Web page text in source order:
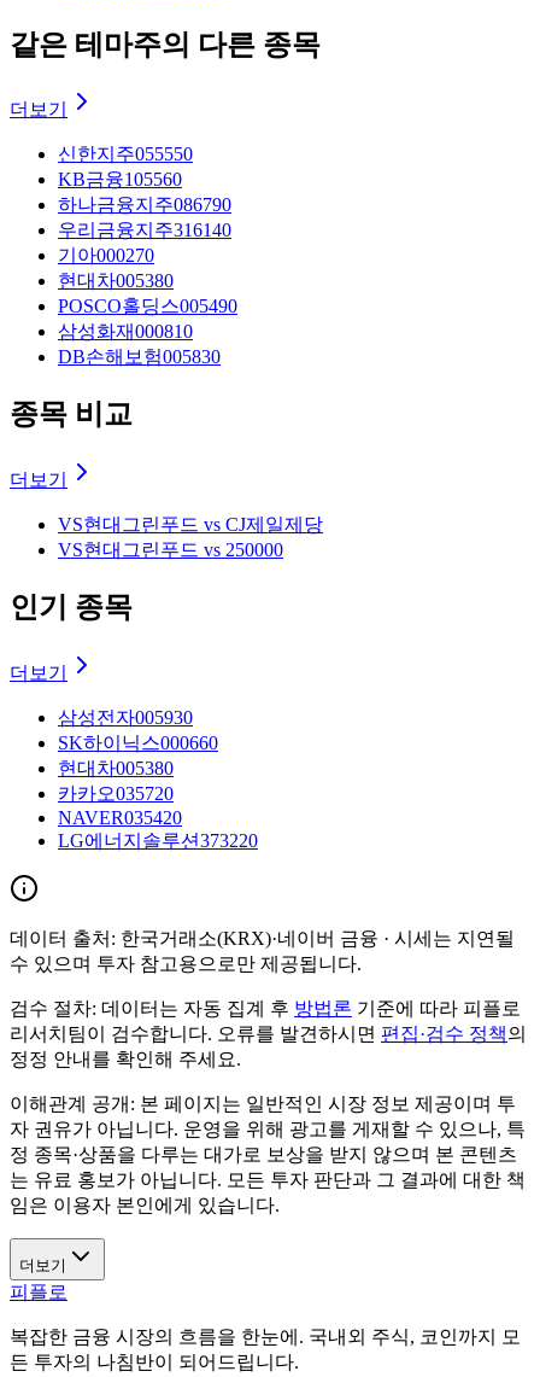
같은 테마주의 다른 종목
더보기
신한지주055550
KB금융105560
하나금융지주086790
우리금융지주316140
기아000270
현대차005380
POSCO홀딩스005490
삼성화재000810
DB손해보험005830
종목 비교
더보기
VS현대그린푸드 vs CJ제일제당
VS현대그린푸드 vs 250000
인기 종목
더보기
삼성전자005930
SK하이닉스000660
현대차005380
카카오035720
NAVER035420
LG에너지솔루션373220
데이터 출처: 한국거래소(KRX)·네이버 금융 · 시세는 지연될
수 있으며 투자 참고용으로만 제공됩니다.
검수 절차: 데이터는 자동 집계 후 방법론 기준에 따라 피플로
리서치팀이 검수합니다. 오류를 발견하시면 편집·검수 정책의
정정 안내를 확인해 주세요.
이해관계 공개: 본 페이지는 일반적인 시장 정보 제공이며 투
자 권유가 아닙니다. 운영을 위해 광고를 게재할 수 있으나, 특
정 종목·상품을 다루는 대가로 보상을 받지 않으며 본 콘텐츠
는 유료 홍보가 아닙니다. 모든 투자 판단과 그 결과에 대한 책
임은 이용자 본인에게 있습니다.
더보기
피플로
복잡한 금융 시장의 흐름을 한눈에. 국내외 주식, 코인까지 모
든 투자의 나침반이 되어드립니다.